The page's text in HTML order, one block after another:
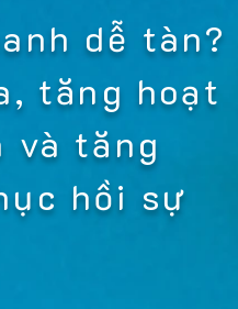
dễ tàn?
tăng hoạt
và tăng
hồi sự